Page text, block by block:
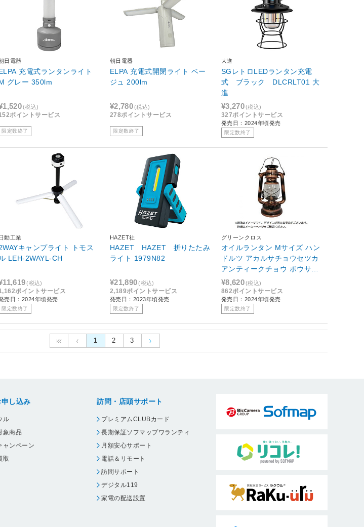
日電器
充電式ランタンライト
グレー 350lm
(税込)
ポイントサービス
限定数終了
朝日電器
ELPA 充電式開閉ライト ベー
ジュ 200lm
¥2,780(税込)
278ポイントサービス
限定数終了
大進
SGレトロLEDランタン充電
式 ブラック DLCRLT01 大
進
¥3,270(税込)
327ポイントサービス
発売日：2024年頃発売
限定数終了
動工業
キャンプライト トモス
ル LEH-2WAYL-CH
(税込)
ポイントサービス
売日：2024年頃発売
限定数終了
HAZET社
HAZET HAZET 折りたたみ
ライト 1979N82
¥21,890(税込)
2,189ポイントサービス
発売日：2023年頃発売
限定数終了
グリーンクロス
オイルランタン Mサイズ ハン
ドルツ アカルサチョウセツカ
アンティークチョウ ボウサイ
BR
¥8,620(税込)
862ポイントサービス
発売日：2024年頃発売
限定数終了
1 2 3
し込み
ル
象商品
ャンペーン
取
訪問・店頭サポート
プレミアムCLUBカード
長期保証ソフマップワランティ
月額安心サポート
電話＆リモート
訪問サポート
デジタル119
家電の配送設置